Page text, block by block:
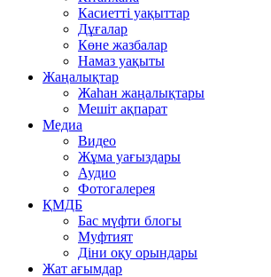
Касиетті уақыттар
Дұғалар
Көне жазбалар
Намаз уақыты
Жаңалықтар
Жаһан жаңалықтары
Мешіт ақпарат
Медиа
Видео
Жұма уағыздары
Аудио
Фотогалерея
ҚМДБ
Бас мүфти блогы
Муфтият
Діни оқу орындары
Жат ағымдар